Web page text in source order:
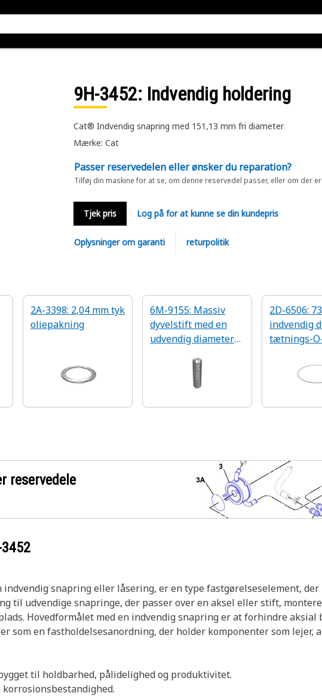
9H-3452: Indvendig holdering
Cat® Indvendig snapring med 151,13 mm fri diameter
Mærke: Cat
Passer reservedelen eller ønsker du reparation?
Tilføj din maskine for at se, om denne reservedel passer, eller om der
Tjek pris Log på for at kunne se din kundepris
Oplysninger om garanti returpolitik
2A-3398: 2,04 mm tyk
oliepakning
6M-9155: Massiv
dyvelstift med en
udvendig diameter
2D-6506:
indvendig
tætnings-
reservedele
indvendig snapring eller låsering, er en type fastgørelseselement,
til udvendige snapringe, der passer over en aksel eller stift,
Hovedformålet med en indvendig snapring er at forhindre
som en fastholdelsesanordning, der holder komponenter som
til holdbarhed, pålidelighed og produktivitet.